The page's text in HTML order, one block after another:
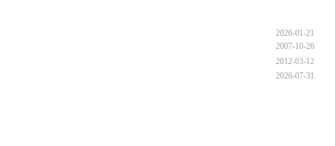
2026-01-21
2007-10-26
2012-03-12
2026-07-31